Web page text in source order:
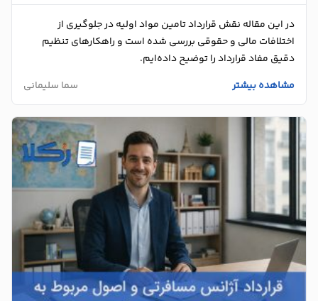
در این مقاله نقش قرارداد تامین مواد اولیه در جلوگیری از
اختلافات مالی و حقوقی بررسی شده است و راهکارهای تنظیم
دقیق مفاد قرارداد را توضیح داده‌ایم.
مشاهده بیشتر
سما سلیمانی